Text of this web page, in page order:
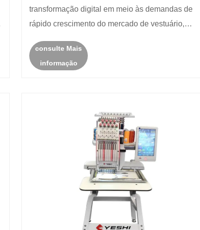
transformação digital em meio às demandas de
rápido crescimento do mercado de vestuário,
de bordados de médio porte a atualizar
constantemente equipamentos de produção
consulte Mais
informação